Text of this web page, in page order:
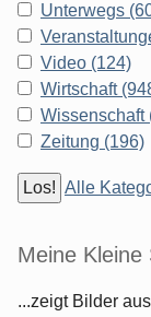
Unterwegs
Video (124)
Wirtschaft
Wissenschaft
Zeitung (196)
Alle
Meine Kleine
...zeigt Bilder